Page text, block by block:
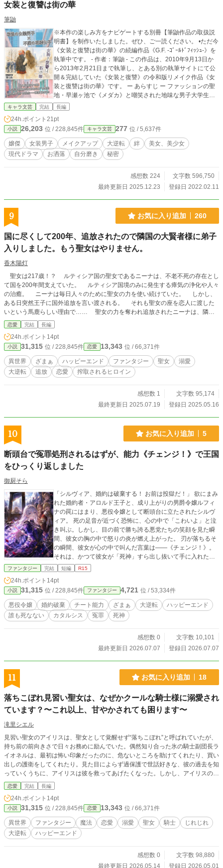
女装と復讐は街の華
筆鼬
※本作の楽しみ方をナビゲートする別冊【筆鼬作品の取扱説
明書】を制作いたしました。ぜひ、ご一読ください。 •ただ今
《女装と復讐は街の華》の続編作品《G.F. -ｺﾞｰﾙﾄﾞﾌｨｯｼｭ-》を
執筆中です。 - 作者：筆鼬 - この作品は、2010年9月13日か
ら2013年2月21日まで執筆し、とある別の執筆サイトにて公
開＆完結していた《女装と復讐》の令和版リメイク作品《女
装と復讐は街の華》です。 ー あらすじ ー ファッションの聖
地・早瀬ヶ池で《メダカ》と嘲笑された地味な男子大学生・
岩塚信吾。 彼が誓った復讐。それは「誰よりも可愛い女の子
た。 【本作に咲く「3つの "華"」】 1.プロが集結する圧倒的
リアリティ：メイクのアンナや衣装の秋良ら「プロフェッシ
ョナル」が総力を挙げ、信吾を絶世の美少女《金魚》へと磨
き上げる高揚感。 2.「一蓮托生」の絆：守られるヒロインで
はなく、共に戦う「共犯者」であるパートナー・詩織との魂
絆を経て「街への感謝」へと昇華される美しい結末。 単なる
女装コメディではありません。読者の脳裏に映像を浮かばせ
かな感動を約束する、唯一無二の "王道青春エンターテインメ
ント" をぜひお楽しみください。 ◆ 作品キャッチコピー ◆
落を極めた女の子たち”の聖地《早瀬ヶ池》の頂点……嬢傑(ﾋﾛ
ｲﾝ)!!』 ☆読了までの時間☆ ※全58万文字という圧倒的ボリュ
して、じっくり物語に浸るのに最適な分量です。 ※ストーリ
ーは始まりから完結まで、"初作" の筋書きをそのままほぼ再
現していますが、今作中では一部、出来事の語りを詳細化し
書き加えたり、見直し修正や推敲したり、現代の発展技術に
沿った場面再構成などを加えたりしています。 ※近年（現
実）の日本や世界の経済状況や流行病、自然災害、事件事故
などについては、ストーリーとの関連性を絶って表現を省い
ています。 【舞台】(美波県) 藤浦市新井区早瀬ヶ池＝通称
「瀬ヶ池」。高層ビルが乱立するファッションや流行の発信
地と言われている街。お洒落で可愛い女の子たちが集まるこ
とで有名(その中でも女の子たちに人気なのは"ハイカラ通
り")。 ※藤浦市は関東圏周辺またはその付近にある(?)４８番
キャラ文芸 完結 長編
24h.ポイント 21pt
小説 26,203 位 / 228,845件 キャラ文芸 277 位 / 5,637件
嬢傑 女装男子 メイクアップ 大逆転 絆
美女、美少女
現代ドラマ
お洒落 自分磨き 秘密
感想数 224
文字数 596,750
最終更新日 2025.12.23
登録日 2022.02.11
9 お気に入り追加 260
国に尽くして200年、追放されたので隣国の大賢者様に弟子
入りしました。もう聖女はやりません。
香木陽灯
聖女は217歳！？ ルティシア国の聖女であるニーナは、不老不死の存在とし
て国を200年間支えていた。 ルティシア国境のみに発生する瘴気の浄化や人々
の治癒。 ニーナは毎日人々のために聖女の力を使い続けていた。 しかし、
ある日突然王子に国外追放を言い渡される。 それも聖女の座を恋人に渡した
いという馬鹿らしい理由で…… 聖女の力を奪われ追放されたニーナは、隣国
セレンテーゼ帝国の大賢者に弟子入りを決意する。 「力が使えないなら知識を
つければいいわけよ」 セレンテーゼの大賢者フェルディナンドはルティシア
嫌いで有名だったが、なぜかニーナには優しくて…… 「貴女の目を見れば誠実
な人であることくらい分かります」 フェルディナンドのもとで暮らすことに
なったニーナは、大賢者の弟子として街の人々の困りごとを助けていく。
人々の信頼を勝ち取り、ついには皇帝陛下にも認められるニーナ。 一方、ル
ティシアでは新聖女が役目を果たせず国が荒れ始めていた。 困り果てた王子
れたセレンテーゼ。 それぞれが異なる問題を抱え、やがて聖女の力に翻弄さ
れ始める。 その裏には糸を引く人物がいるようで……。 ※ふんわり設定です
恋愛 完結 長編
24h.ポイント 14pt
小説 31,315 位 / 228,845件 恋愛 13,343 位 / 66,371件
異世界 ざまぁ ハッピーエンド ファンタジー 聖女
溺愛
大逆転
追放 恋愛 搾取されるヒロイン
感想数 1
文字数 95,174
最終更新日 2025.07.19
登録日 2025.05.16
10 お気に入り追加 5
断頭台で冤罪処刑されるはずが、能力《チェンジ！》で王国
をひっくり返しました
御厨そら
「シルヴィア、婚約は破棄する！ お前は投獄だ！」 欲にまみ
れた婚約者・アロルド王子と、成り上がりの男爵令嬢ルフィ
ナの罠にはまり、悪役令嬢として断頭台に立たされたシルヴ
ィア。 ​死の足音が近づく恐怖に、心の中で「こわいよ」と泣
き叫ぶ。しかし、目の前で勝ち誇る悪党たちの笑顔を見た瞬
間、彼女の胸の中で怒りの炎が燃え上がった。 ​刃が落ちるそ
の瞬間、彼女が心の中で叫んだ言葉は——《チェンジ！》。 ​
それは、かつて彼女が「死神」すら出し抜いて手に入れた、
因果を捻じ曲げる絶対の能力。 誰も死なない、だけど誰も逃
クソ婚約者ざまぁファンタジー！
ファンタジー 完結 短編 R15
24h.ポイント 14pt
小説 31,315 位 / 228,845件 ファンタジー 4,721 位 / 53,334件
悪役令嬢 婚約破棄 チート能力 ざまぁ 大逆転
ハッピーエンド
誰も死なない
カタルシス 冤罪 死神
感想数 0
文字数 10,101
最終更新日 2026.07.07
登録日 2026.07.07
11 お気に入り追加 18
落ちこぼれ見習い聖女は、なぜかクールな騎士様に溺愛され
ています？〜これ以上、甘やかされても困ります〜
滝里シエル
見習い聖女のアイリスは、聖女として覚醒せず“落ちこぼれ”と呼ばれていたが、
持ち前の前向きさで日々お務めに励んでいた。偶然知り合った氷の騎士副団長ラ
イオネルは、最初は怖い印象だったのに、危ないところを助けてくれたり、買い
出しの護衛をしてくれたり。見た目によらず過保護で世話好きな、彼の過去を知
っていくうちに、アイリスは彼を救ってあげたくなった。しかし、アイリスの覚
醒を邪魔する存在がいて――。 「私に力があればよかったのに……」 愛を知
って、真の力が開花する。 落ちこぼれだけど頑張り屋の小動物系見習い聖女
✕ クールだけど実は世話好きな氷の騎士副団長様 じれじれピュアラ
ブファンタジー ​※他サイトでも掲載
恋愛 完結 長編
24h.ポイント 14pt
小説 31,315 位 / 228,845件 恋愛 13,343 位 / 66,371件
異世界 ファンタジー 魔法 恋愛 溺愛 聖女 騎士
じれじれ
大逆転
ハッピーエンド
感想数 0
文字数 98,880
最終更新日 2026.05.14
登録日 2026.05.01